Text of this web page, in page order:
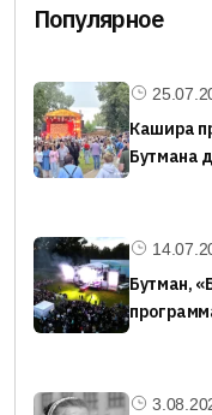
Популярное
Кашира
Бутмана
Бутман,